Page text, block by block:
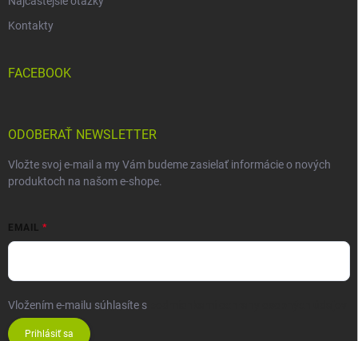
Kontakty
FACEBOOK
ODOBERAŤ NEWSLETTER
Vložte svoj e-mail a my Vám budeme zasielať informácie o nových
produktoch na našom e-shope.
EMAIL
Vložením e-mailu súhlasíte s
Prihlásiť sa